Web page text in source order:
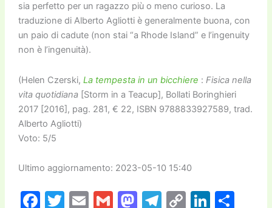
sia perfetto per un ragazzo più o meno curioso. La
traduzione di Alberto Agliotti è generalmente buona, con
un paio di cadute (non stai “a Rhode Island” e l’ingenuity
non è l’ingenuità).
(Helen Czerski, La tempesta in un bicchiere : Fisica nella
vita quotidiana[Storm in a Teacup], Bollati Boringhieri
2017 [2016], pag. 281, € 22, ISBN 9788833927589, trad.
Alberto Agliotti)
Voto: 5/5
Ultimo aggiornamento: 2023-05-10 15:40
F T E G M T C Li C